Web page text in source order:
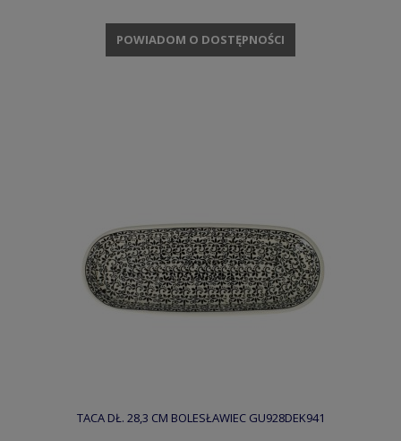
POWIADOM O DOSTĘPNOŚCI
TACA DŁ. 28,3 CM BOLESŁAWIEC GU928DEK941